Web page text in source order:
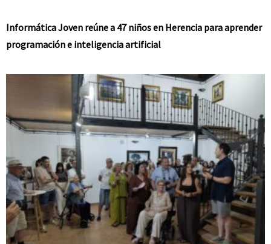
Informática Joven reúne a 47 niños en Herencia para aprender
programación e inteligencia artificial